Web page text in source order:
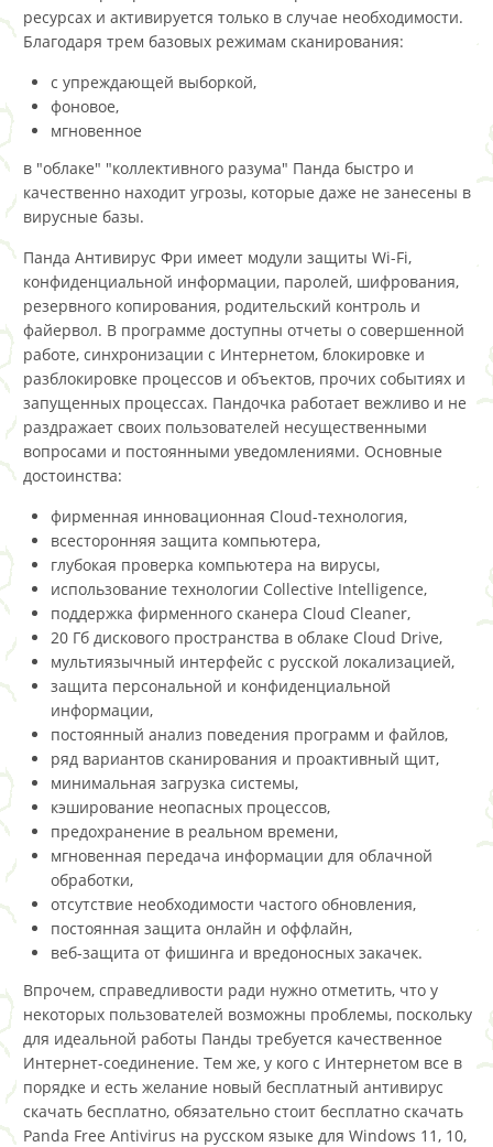
ресурсах и активируется только в случае необходимости.
Благодаря трем базовых режимам сканирования:
с упреждающей выборкой,
фоновое,
мгновенное
в "облаке" "коллективного разума" Панда быстро и
качественно находит угрозы, которые даже не занесены в
вирусные базы.
Панда Антивирус Фри имеет модули защиты Wi-Fi,
конфиденциальной информации, паролей, шифрования,
резервного копирования, родительский контроль и
файервол. В программе доступны отчеты о совершенной
работе, синхронизации с Интернетом, блокировке и
разблокировке процессов и объектов, прочих событиях и
запущенных процессах. Пандочка работает вежливо и не
раздражает своих пользователей несущественными
вопросами и постоянными уведомлениями. Основные
достоинства:
фирменная инновационная Cloud-технология,
всесторонняя защита компьютера,
глубокая проверка компьютера на вирусы,
использование технологии Collective Intelligence,
поддержка фирменного сканера Cloud Cleaner,
20 Гб дискового пространства в облаке Cloud Drive,
мультиязычный интерфейс с русской локализацией,
защита персональной и конфиденциальной
информации,
постоянный анализ поведения программ и файлов,
ряд вариантов сканирования и проактивный щит,
минимальная загрузка системы,
кэширование неопасных процессов,
предохранение в реальном времени,
мгновенная передача информации для облачной
обработки,
отсутствие необходимости частого обновления,
постоянная защита онлайн и оффлайн,
веб-защита от фишинга и вредоносных закачек.
Впрочем, справедливости ради нужно отметить, что у
некоторых пользователей возможны проблемы, поскольку
для идеальной работы Панды требуется качественное
Интернет-соединение. Тем же, у кого с Интернетом все в
порядке и есть желание новый бесплатный антивирус
скачать бесплатно, обязательно стоит бесплатно скачать
Panda Free Antivirus на русском языке для Windows 11, 10,